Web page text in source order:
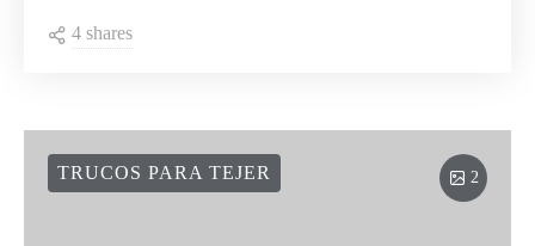
4 shares
2
TRUCOS PARA TEJER